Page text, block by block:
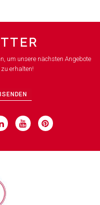
um unsere nächsten Angebote
erhalten!